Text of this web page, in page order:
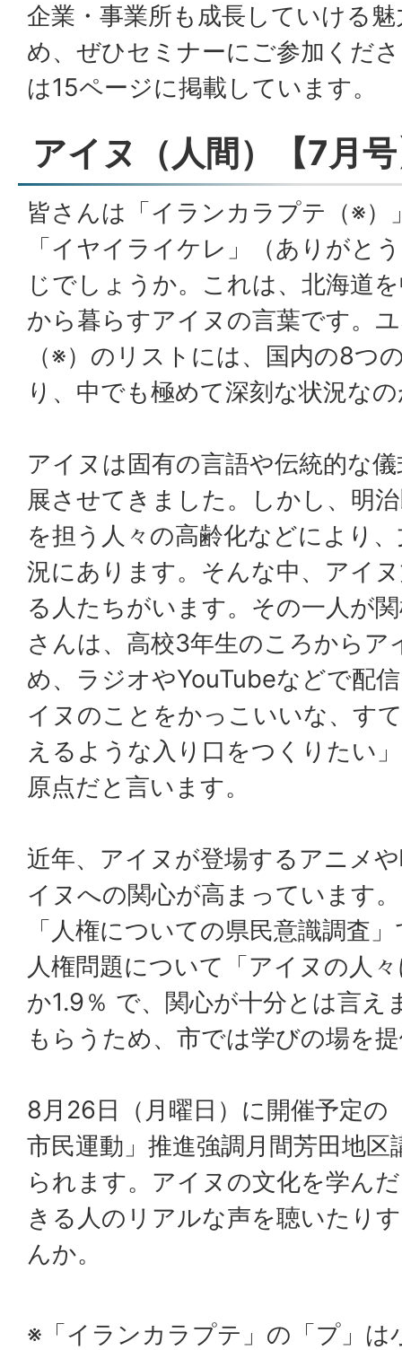
企業・事業所も成長していける
め、ぜひセミナーにご参加くだ
は15ページに掲載しています。
アイヌ（人間）【7月
皆さんは「イランカラプテ（※）
「イヤイライケレ」（ありがと
じでしょうか。これは、北海道
から暮らすアイヌの言葉です。
（※）のリストには、国内の8つ
り、中でも極めて深刻な状況な
アイヌは固有の言語や伝統的な
展させてきました。しかし、明
を担う人々の高齢化などにより
況にあります。そんな中、アイ
る人たちがいます。その一人が
さんは、高校3年生のころからア
め、ラジオやYouTubeなどで配
イヌのことをかっこいいな、す
えるような入り口をつくりたい
原点だと言います。
近年、アイヌが登場するアニメ
イヌへの関心が高まっています
「人権についての県民意識調査
人権問題について「アイヌの人
か1.9％ で、関心が十分とは言え
もらうため、市では学びの場を
8月26日（月曜日）に開催予定の
市民運動」推進強調月間芳田地
られます。アイヌの文化を学ん
きる人のリアルな声を聴いたり
んか。
※「イランカラプテ」の「プ」は